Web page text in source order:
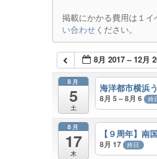
掲載にかかる費用は１
い合わせください。
8月 2017 – 12月
8月
5
土
海洋都市横浜
8月 5 – 8月 6 終
8月
17
木
【９周年】南
8月 17 終日